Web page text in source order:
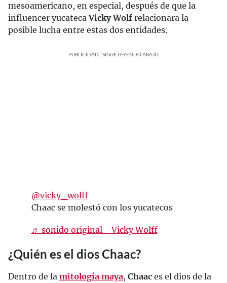
mesoamericano, en especial, después de que la
influencer yucatecaVicky Wolf relacionara la
posible lucha entre estas dos entidades.
PUBLICIDAD - SIGUE LEYENDO ABAJO
@vicky_wolff
Chaac se molestó con los yucatecos
♬ sonido original - Vicky Wolff
¿Quién es el dios Chaac?
Dentro de la mitología maya, Chaac es el dios de la